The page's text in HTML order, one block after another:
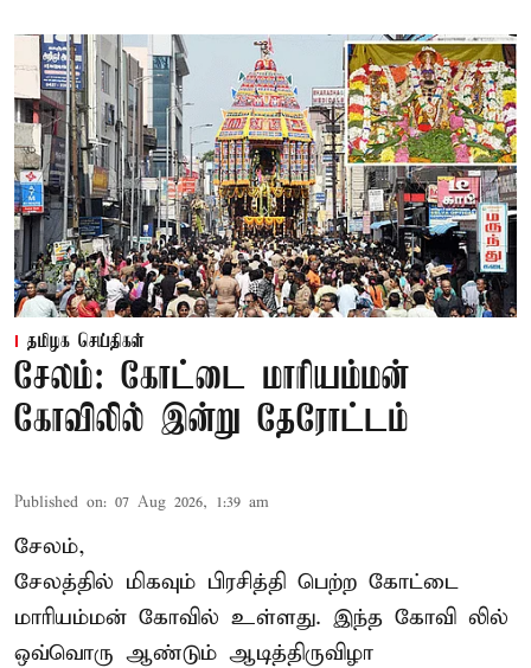
தமிழக செய்திகள்
சேலம்: கோட்டை மாரியம்மன்
கோவிலில் இன்று தேரோட்டம்
Published on: 07 Aug 2026, 1:39 am
சேலம்,
சேலத்தில் மிகவும் பிரசித்தி பெற்ற கோட்டை
மாரியம்மன் கோவில் உள்ளது. இந்த கோவி லில்
ஒவ்வொரு ஆண்டும் ஆடித்திருவிழா